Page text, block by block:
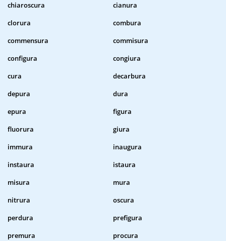
chiaroscura
cianura
clorura
combura
commensura
commisura
configura
congiura
cura
decarbura
depura
dura
epura
figura
fluorura
giura
immura
inaugura
instaura
istaura
misura
mura
nitrura
oscura
perdura
prefigura
premura
procura